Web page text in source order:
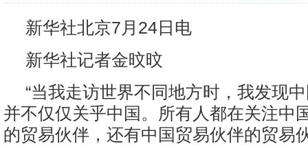
新华社北京7月24日电
新华社记者金旼旼
“当我走访世界不同地方时，我发现
并不仅仅关乎中国。所有人都在关注中
的贸易伙伴，还有中国贸易伙伴的贸易